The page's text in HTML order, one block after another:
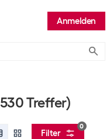
Anmelden
Treffer)
0
Filter